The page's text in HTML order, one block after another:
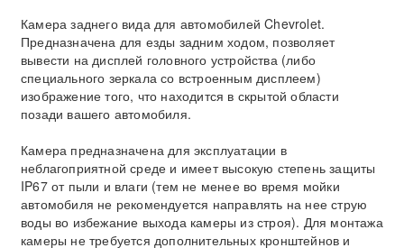
Камера заднего вида для автомобилей Chevrolet.
Предназначена для езды задним ходом, позволяет
вывести на дисплей головного устройства (либо
специального зеркала со встроенным дисплеем)
изображение того, что находится в скрытой области
позади вашего автомобиля.
Камера предназначена для эксплуатации в
неблагоприятной среде и имеет высокую степень защиты
IP67 от пыли и влаги (тем не менее во время мойки
автомобиля не рекомендуется направлять на нее струю
воды во избежание выхода камеры из строя). Для монтажа
камеры не требуется дополнительных кронштейнов и